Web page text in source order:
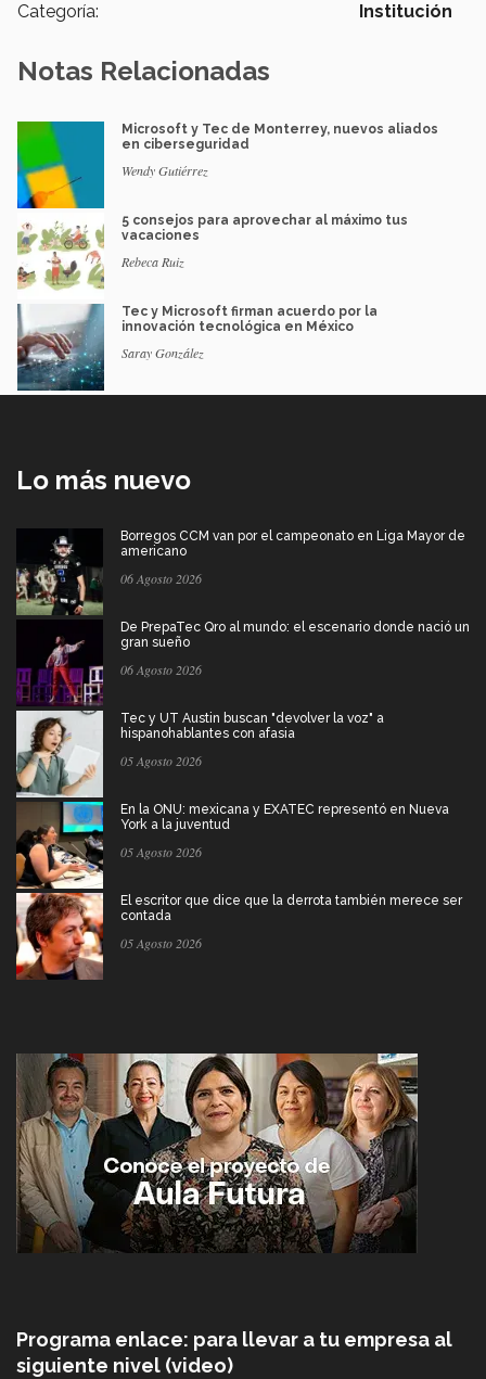
Categoría: Institución
Notas Relacionadas
Microsoft y Tec de Monterrey, nuevos aliados
en ciberseguridad
Wendy Gutiérrez
5 consejos para aprovechar al máximo tus
vacaciones
Rebeca Ruiz
Tec y Microsoft firman acuerdo por la
innovación tecnológica en México
Saray González
Lo más nuevo
Borregos CCM van por el campeonato en Liga Mayor de
americano
06 Agosto 2026
De PrepaTec Qro al mundo: el escenario donde nació un
gran sueño
06 Agosto 2026
Tec y UT Austin buscan "devolver la voz" a
hispanohablantes con afasia
05 Agosto 2026
En la ONU: mexicana y EXATEC representó en Nueva
York a la juventud
05 Agosto 2026
El escritor que dice que la derrota también merece ser
contada
05 Agosto 2026
Programa enlace: para llevar a tu empresa al
siguiente nivel (video)